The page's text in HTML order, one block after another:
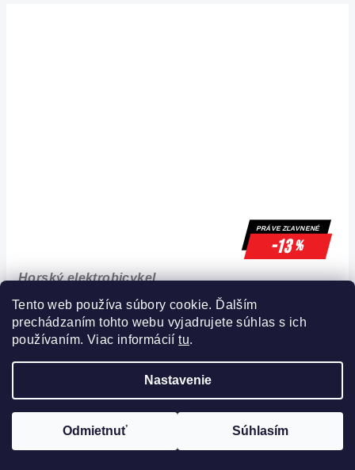
Tento web používa súbory cookie. Ďalším
prechádzaním tohto webu vyjadrujete súhlas s ich
používaním. Viac informáciítu.
Nastavenie
Odmietnuť Súhlasím
PRÁVE ZĽAVNENÉ
-13%
GHOST E-Teru Essential 27.5 EQ MID B500
Grey/Blue
Horský elektrobicykel
Skladom